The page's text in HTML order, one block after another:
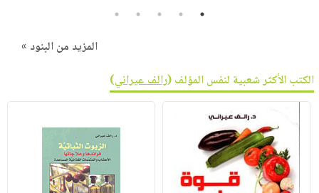
1
2
3
4
5
المزيد من البنود »
الكتب الأكثر شعبية لنفس المؤلف (رالف عيراني)